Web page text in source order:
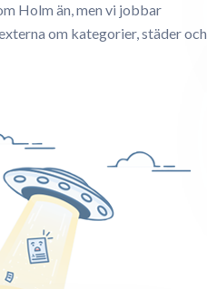
Holm än, men vi jobbar
om kategorier, städer och